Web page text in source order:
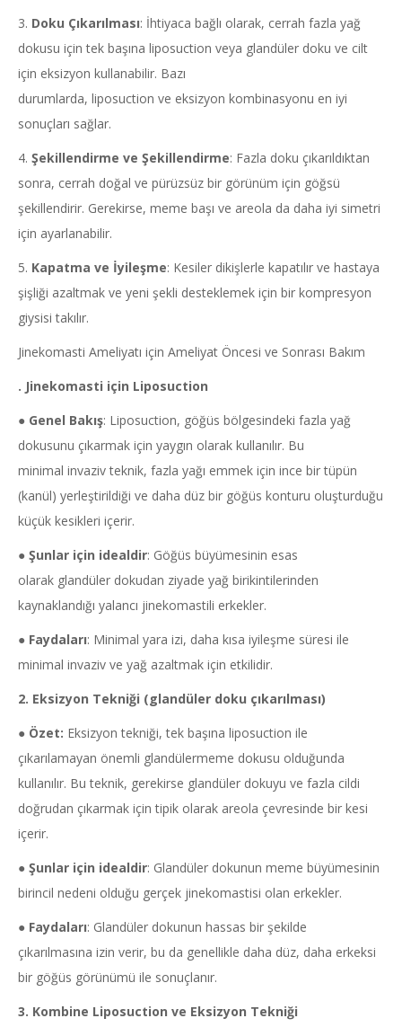
3. Doku Çıkarılması: İhtiyaca bağlı olarak, cerrah fazla yağ
dokusu için tek başına liposuction veya glandüler doku ve cilt
için eksizyon kullanabilir. Bazı
durumlarda, liposuction ve eksizyon kombinasyonu en iyi
sonuçları sağlar.
4. Şekillendirme ve Şekillendirme: Fazla doku çıkarıldıktan
sonra, cerrah doğal ve pürüzsüz bir görünüm için göğsü
şekillendirir. Gerekirse, meme başı ve areola da daha iyi simetri
için ayarlanabilir.
5. Kapatma ve İyileşme: Kesiler dikişlerle kapatılır ve hastaya
şişliği azaltmak ve yeni şekli desteklemek için bir kompresyon
giysisi takılır.
Jinekomasti Ameliyatı için Ameliyat Öncesi ve Sonrası Bakım
. Jinekomasti için Liposuction
● Genel Bakış: Liposuction, göğüs bölgesindeki fazla yağ
dokusunu çıkarmak için yaygın olarak kullanılır. Bu
minimal invaziv teknik, fazla yağı emmek için ince bir tüpün
(kanül) yerleştirildiği ve daha düz bir göğüs konturu oluşturduğu
küçük kesikleri içerir.
● Şunlar için idealdir: Göğüs büyümesinin esas
olarak glandüler dokudan ziyade yağ birikintilerinden
kaynaklandığı yalancı jinekomastili erkekler.
● Faydaları: Minimal yara izi, daha kısa iyileşme süresi ile
minimal invaziv ve yağ azaltmak için etkilidir.
2. Eksizyon Tekniği (glandüler doku çıkarılması)
● Özet: Eksizyon tekniği, tek başına liposuction ile
çıkarılamayan önemli glandülermeme dokusu olduğunda
kullanılır. Bu teknik, gerekirse glandüler dokuyu ve fazla cildi
doğrudan çıkarmak için tipik olarak areola çevresinde bir kesi
içerir.
● Şunlar için idealdir: Glandüler dokunun meme büyümesinin
birincil nedeni olduğu gerçek jinekomastisi olan erkekler.
● Faydaları: Glandüler dokunun hassas bir şekilde
çıkarılmasına izin verir, bu da genellikle daha düz, daha erkeksi
bir göğüs görünümü ile sonuçlanır.
3. Kombine Liposuction ve Eksizyon Tekniği